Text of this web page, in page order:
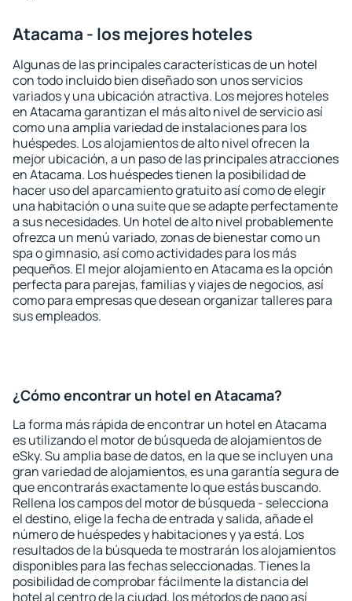
Atacama - los mejores hoteles
Algunas de las principales características de un hotel
con todo incluido bien diseñado son unos servicios
variados y una ubicación atractiva. Los mejores hoteles
en Atacama garantizan el más alto nivel de servicio así
como una amplia variedad de instalaciones para los
huéspedes. Los alojamientos de alto nivel ofrecen la
mejor ubicación, a un paso de las principales atracciones
en Atacama. Los huéspedes tienen la posibilidad de
hacer uso del aparcamiento gratuito así como de elegir
una habitación o una suite que se adapte perfectamente
a sus necesidades. Un hotel de alto nivel probablemente
ofrezca un menú variado, zonas de bienestar como un
spa o gimnasio, así como actividades para los más
pequeños. El mejor alojamiento en Atacama es la opción
perfecta para parejas, familias y viajes de negocios, así
como para empresas que desean organizar talleres para
sus empleados.
¿Cómo encontrar un hotel en Atacama?
La forma más rápida de encontrar un hotel en Atacama
es utilizando el motor de búsqueda de alojamientos de
eSky. Su amplia base de datos, en la que se incluyen una
gran variedad de alojamientos, es una garantía segura de
que encontrarás exactamente lo que estás buscando.
Rellena los campos del motor de búsqueda - selecciona
el destino, elige la fecha de entrada y salida, añade el
número de huéspedes y habitaciones y ya está. Los
resultados de la búsqueda te mostrarán los alojamientos
disponibles para las fechas seleccionadas. Tienes la
posibilidad de comprobar fácilmente la distancia del
hotel al centro de la ciudad, los métodos de pago así